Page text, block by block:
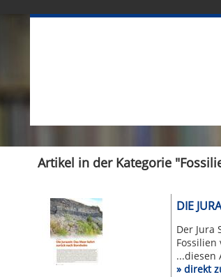
Artikel in der Kategorie
DIE
Der Jura
Fossilien
...diesen
» direkt